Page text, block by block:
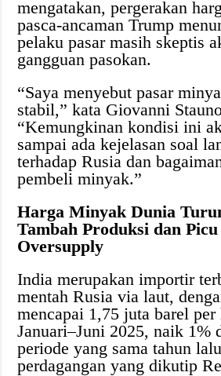
mengatakan, pergerakan
pasca-ancaman Trump
pelaku pasar masih skeptis
gangguan pasokan.
“Saya menyebut pasar
stabil,” kata Giovanni
“Kemungkinan kondisi ini
sampai ada kejelasan soal
terhadap Rusia dan
pembeli minyak.”
Harga Minyak Dunia
Tambah Produksi dan
Oversupply
India merupakan importir
mentah Rusia via laut,
mencapai 1,75 juta barel per
Januari–Juni 2025, naik 1%
periode yang sama tahun
perdagangan yang dikutip